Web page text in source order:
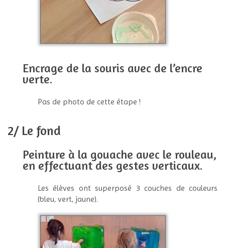
Encrage de la souris avec de l’encre
verte.
Pas de photo de cette étape !
2/ Le fond
Peinture à la gouache avec le rouleau,
en effectuant des gestes verticaux.
Les élèves ont superposé 3 couches de couleurs
(bleu, vert, jaune).